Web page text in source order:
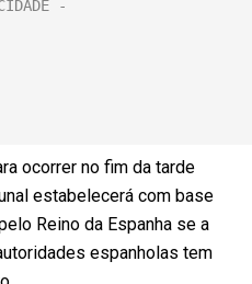
ocorrer no fim da tarde
estabelecerá com base
Reino da Espanha se a
espanholas tem